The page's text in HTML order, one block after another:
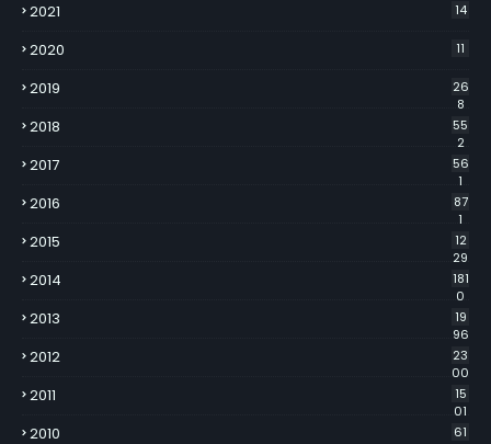
2021 14
2020 11
2019
26
8
2018
55
2
2017
56
1
2016
87
1
2015
12
29
2014
181
0
2013
19
96
2012
23
00
2011
15
01
2010
61